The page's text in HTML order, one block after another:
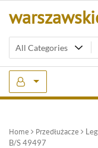
Home Przedłużacze
B/S 49497